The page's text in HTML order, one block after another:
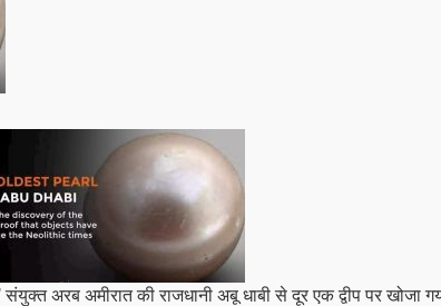
संयुक्त अरब अमीरात की राजधानी अबू धाबी से दूर एक द्वीप पर खोजा